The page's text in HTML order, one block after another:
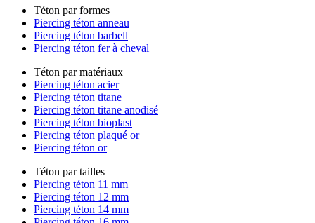
Téton par formes
Piercing téton anneau
Piercing téton barbell
Piercing téton fer à cheval
Téton par matériaux
Piercing téton acier
Piercing téton titane
Piercing téton titane anodisé
Piercing téton bioplast
Piercing téton plaqué or
Piercing téton or
Téton par tailles
Piercing téton 11 mm
Piercing téton 12 mm
Piercing téton 14 mm